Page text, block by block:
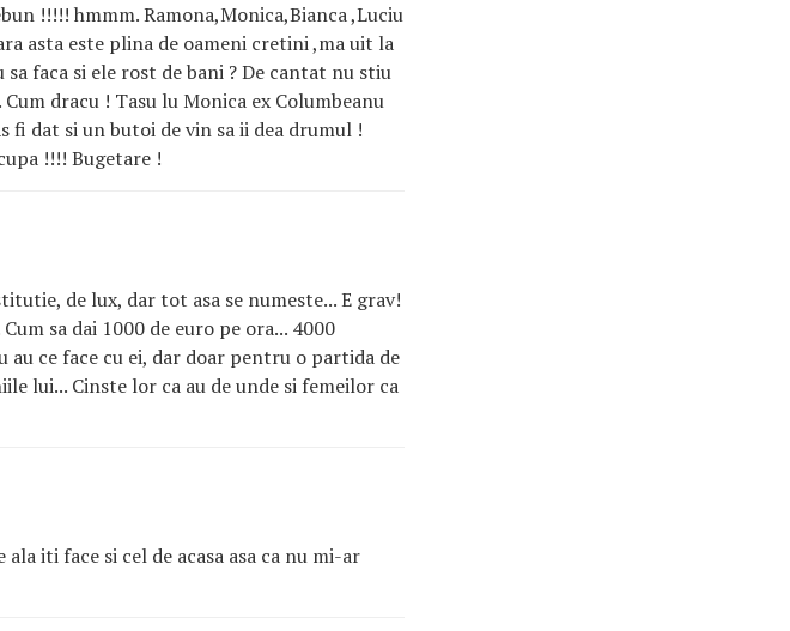
!!!!! hmmm. Ramona,Monica,Bianca ,Luciu
asta este plina de oameni cretini ,ma uit la
faca si ele rost de bani ? De cantat nu stiu
dracu ! Tasu lu Monica ex Columbeanu
fi dat si un butoi de vin sa ii dea drumul !
!!!! Bugetare !
de lux, dar tot asa se numeste... E grav!
sa dai 1000 de euro pe ora... 4000
au ce face cu ei, dar doar pentru o partida de
lui... Cinste lor ca au de unde si femeilor ca
iti face si cel de acasa asa ca nu mi-ar